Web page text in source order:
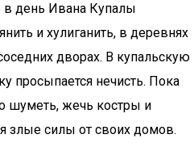
в день Ивана Купалы
и хулиганить, в деревнях
дворах. В купальскую
просыпается нечисть. Пока
шуметь, жечь костры и
злые силы от своих домов.